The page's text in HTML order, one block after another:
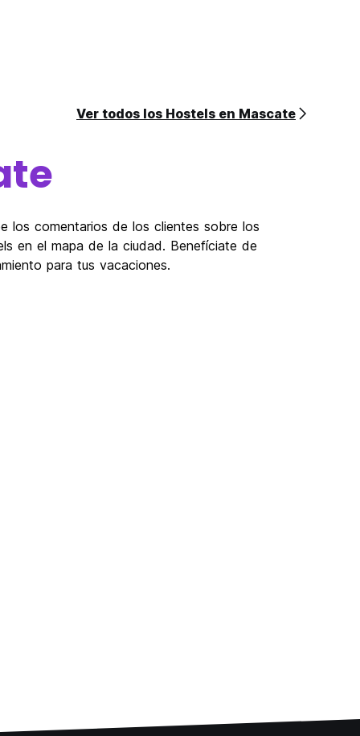
Ver todos los Hostels en Mascate
los comentarios de los clientes sobre los
en el mapa de la ciudad. Benefíciate de
para tus vacaciones.